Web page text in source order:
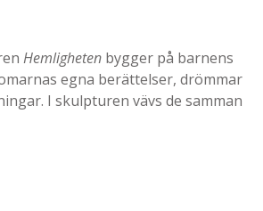
Hemlighetenbygger på barnens
egna berättelser, drömmar
I skulpturen vävs de samman